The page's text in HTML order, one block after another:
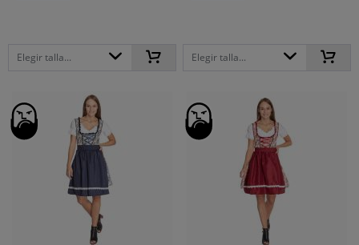
Elegir talla... Elegir talla...